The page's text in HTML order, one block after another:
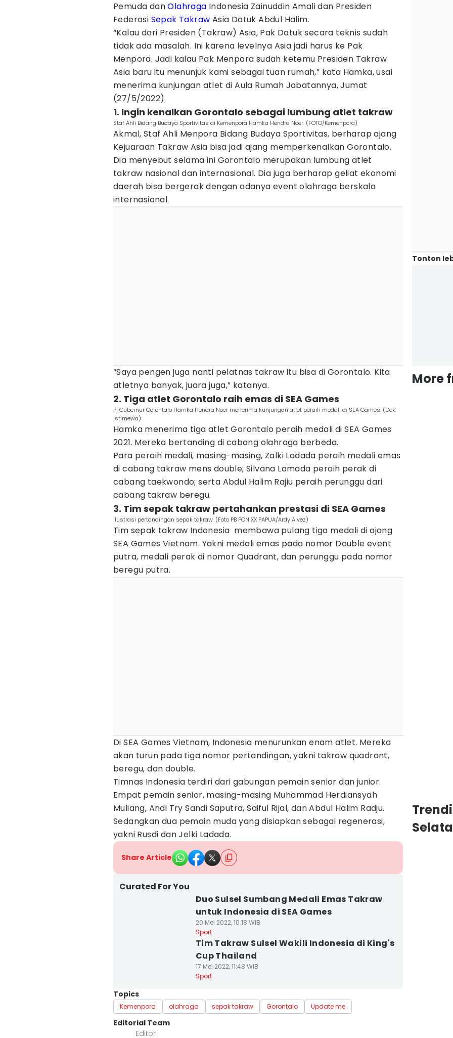
Pemuda danOlahraga Indonesia Zainuddin Amali dan Presiden
Federasi Sepak Takraw Asia Datuk Abdul Halim.
“Kalau dari Presiden (Takraw) Asia, Pak Datuk secara teknis sudah
tidak ada masalah. Ini karena levelnya Asia jadi harus ke Pak
Menpora. Jadi kalau Pak Menpora sudah ketemu Presiden Takraw
Asia baru itu menunjuk kami sebagai tuan rumah,” kata Hamka, usai
menerima kunjungan atlet di Aula Rumah Jabatannya, Jumat
(27/5/2022).
1. Ingin kenalkan Gorontalo sebagai lumbung atlet takraw
Staf Ahli Bidang Budaya Sportivitas di Kemenpora Hamka Hendra Noer. (FOTO/Kemenpora)
Akmal, Staf Ahli Menpora Bidang Budaya Sportivitas, berharap ajang
Kejuaraan Takraw Asia bisa jadi ajang memperkenalkan Gorontalo.
Dia menyebut selama ini Gorontalo merupakan lumbung atlet
takraw nasional dan internasional. Dia juga berharap geliat ekonomi
daerah bisa bergerak dengan adanya event olahraga berskala
internasional.
“Saya pengen juga nanti pelatnas takraw itu bisa di Gorontalo. Kita
atletnya banyak, juara juga,” katanya.
2. Tiga atlet Gorontalo raih emas di SEA Games
Pj Gubernur Gorontalo Hamka Hendra Noer menerima kunjungan atlet peraih medali di SEA Games. (Dok.
Istimewa)
Hamka menerima tiga atlet Gorontalo peraih medali di SEA Games
2021. Mereka bertanding di cabang olahraga berbeda.
Para peraih medali, masing-masing, Zalki Ladada peraih medali emas
di cabang takraw mens double; Silvana Lamada peraih perak di
cabang taekwondo; serta Abdul Halim Rajiu peraih perunggu dari
cabang takraw beregu.
3. Tim sepak takraw pertahankan prestasi di SEA Games
Ilustrasi pertandingan sepak takraw. (Foto PB PON XX PAPUA/Ardy Alvez)
Tim sepak takraw Indonesia membawa pulang tiga medali di ajang
SEA Games Vietnam. Yakni medali emas pada nomor Double event
putra, medali perak di nomor Quadrant, dan perunggu pada nomor
beregu putra.
Di SEA Games Vietnam, Indonesia menurunkan enam atlet. Mereka
akan turun pada tiga nomor pertandingan, yakni takraw quadrant,
beregu, dan double.
Timnas Indonesia terdiri dari gabungan pemain senior dan junior.
Empat pemain senior, masing-masing Muhammad Herdiansyah
Muliang, Andi Try Sandi Saputra, Saiful Rijal, dan Abdul Halim Radju.
Sedangkan dua pemain muda yang disiapkan sebagai regenerasi,
yakni Rusdi dan Jelki Ladada.
Share Article
Curated For You
Duo Sulsel Sumbang Medali Emas Takraw
untuk Indonesia di SEA Games
20 Mei 2022, 10:18 WIB
Sport
Tim Takraw Sulsel Wakili Indonesia di King's
Cup Thailand
17 Mei 2022, 11:48 WIB
Sport
Topics
Kemenpora olahraga sepak takraw Gorontalo Update me
Editorial Team
Editor
Tonton
More